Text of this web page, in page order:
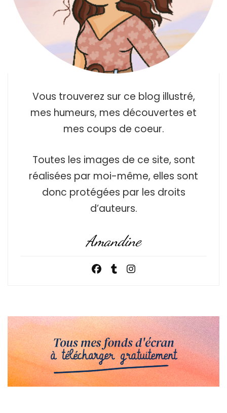
Vous trouverez sur ce blog illustré,
mes humeurs, mes découvertes et
mes coups de coeur.
Toutes les images de ce site, sont
réalisées par moi-même, elles sont
donc protégées par les droits
d’auteurs.
Amandine